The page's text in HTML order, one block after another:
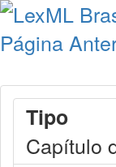
Página
Tipo
Capítulo